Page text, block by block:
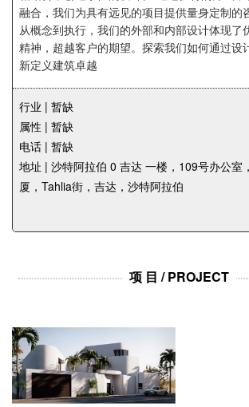
企业招聘
企业会员
关于投稿
广告投放
关于我们
融合，我们为具有远见的项目提供量身定制的
从概念到执行，我们的外部和内部设计体现了
精神，超越客户的期望。探索我们如何通过设
新定义建筑卓越
行业 | 暂缺
属性 | 暂缺
电话 | 暂缺
地址 | 沙特阿拉伯 0 吉达 一楼，109号办公室
厦，Tahlia街，吉达，沙特阿拉伯
项 目 / PROJECT